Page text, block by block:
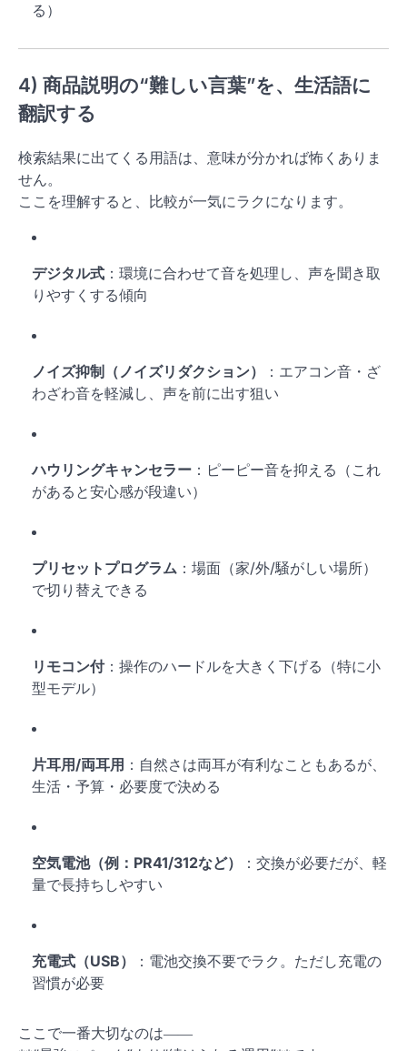
る）
4) 商品説明の“難しい言葉”を、生活語に
翻訳する
検索結果に出てくる用語は、意味が分かれば怖くありま
せん。
ここを理解すると、比較が一気にラクになります。
デジタル式 ：環境に合わせて音を処理し、声を聞き取
りやすくする傾向
ノイズ抑制（ノイズリダクション）
：エアコン音・ざ
わざわ音を軽減し、声を前に出す狙い
ハウリングキャンセラー ：ピーピー音を抑える（これ
があると安心感が段違い）
プリセットプログラム ：場面（家/外/騒がしい場所）
で切り替えできる
リモコン付：操作のハードルを大きく下げる（特に小
型モデル）
片耳用/両耳用 ：自然さは両耳が有利なこともあるが、
生活・予算・必要度で決める
空気電池（例：PR41/312など）
：交換が必要だが、軽
量で長持ちしやすい
充電式（USB）
：電池交換不要でラク。ただし充電の
習慣が必要
ここで一番大切なのは――